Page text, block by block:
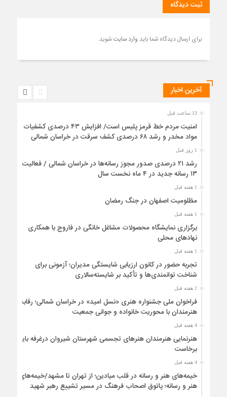
ثبت دیدگاه
برای ارسال دیدگاه شما باید وارد سایت شوید.
آخرین اخبار
13 ساعت قبل
امنیت مردم خط قرمز پلیس است/ افزایش ۴۳ درصدی کشفیات
مواد مخدر و رشد ۶۸ درصدی کشف سرقت در خراسان شمالی
1 روز قبل
رشد ۲۱ درصدی صدور مجوز رسانه‌ها در خراسان شمالی / فعالیت
۱۳ رسانه جدید در ۴ ماه نخست سال
1 هفته قبل
مظلومیت اصفهان در جنگ رمضان
1 هفته قبل
برگزاری نمایشگاه محصولات مشاغل خانگی در فاروج با همکاری
نهادهای محلی
1 هفته قبل
تجربه حضور در کانون ارزیابی شایستگی مدیران؛ آزمونی برای
شناخت توانمندی‌ها و تأکید بر شایسته‌سالاری
2 هفته قبل
فراخوان ملی جشنواره هنری «نسل امید» در خراسان شمالی؛ رقابت
هنرمندان با محوریت خانواده و جوانی جمعیت
4 هفته قبل
هنرنمایی هنرمندان هنرهای تجسمی شهرستان شیروان درغرفه باید
برخاست
4 هفته قبل
خیمه‌های هنر و رسانه در قلب میادین؛ از تهران تا مشهد/خیمه‌های
هنر و رسانه؛ پاتوق اصحاب فرهنگ در مسیر تشییع رهبر شهید